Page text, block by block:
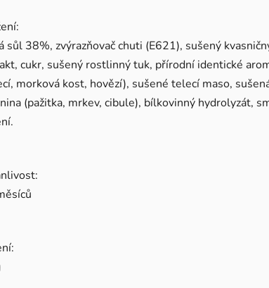
sůl 38%, zvýrazňovač chuti (E621), sušený
cukr, sušený rostlinný tuk, přírodní identické
morková kost, hovězí), sušené telecí maso,
(pažitka, mrkev, cibule), bílkovinný hydrolyzát,